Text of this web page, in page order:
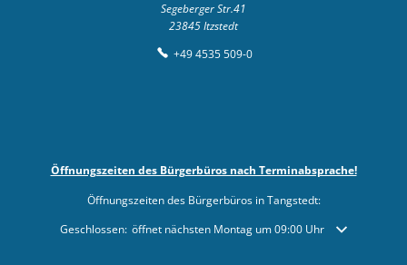
Segeberger Str.41
23845Itzstedt
+49 4535 509-0
Öffnungszeiten des Bürgerbüros nach Terminabsprache!
Öffnungszeiten des Bürgerbüros in Tangstedt:
Klicken, um weitere Öffnungs- oder Schließzeiten auszublenden
Geschlossen: öffnet nächsten Montag um 09:00 Uhr